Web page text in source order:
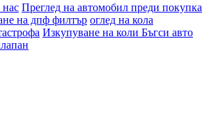
нас Преглед на автомобил преди покупка
на дпф филтър оглед на кола
Изкупуване на коли Бъгси авто